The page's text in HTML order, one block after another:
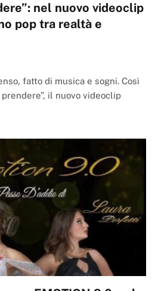
nel nuovo videoclip
pop tra realtà e
fatto di musica e sogni. Così
il nuovo videoclip